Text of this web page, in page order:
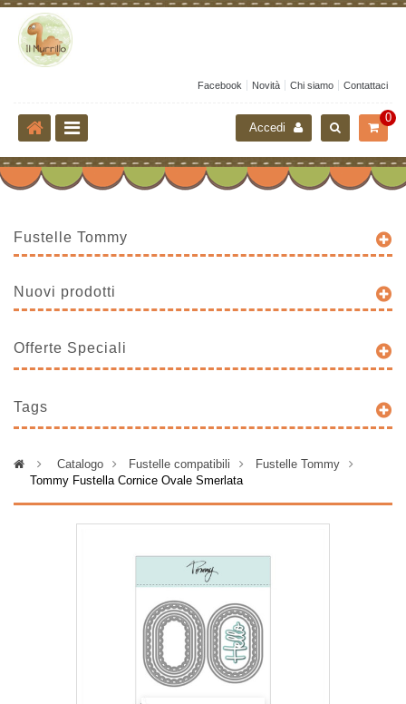
Facebook Novità Chi siamo Contattaci
0
Accedi
Fustelle Tommy
Nuovi prodotti
Offerte Speciali
Tags
> Catalogo > Fustelle compatibili >
Fustelle Tommy
Tommy Fustella Cornice Ovale Smerlata